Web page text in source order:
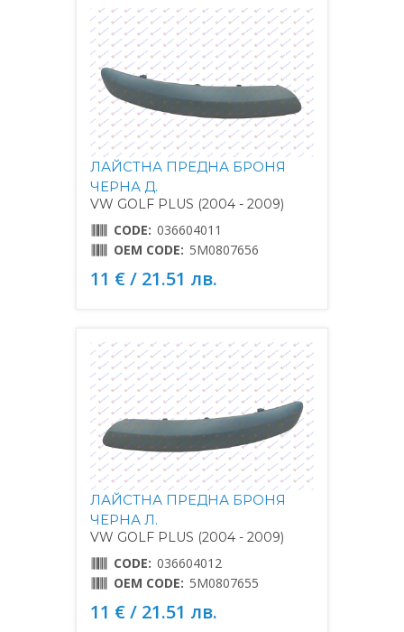
ЛАЙСТНА ПРЕДНА БРОНЯ
ЧЕРНА Д.
VW GOLF PLUS (2004 - 2009)
CODE: 036604011
OEM CODE: 5M0807656
11 € / 21.51 лв.
ЛАЙСТНА ПРЕДНА БРОНЯ
ЧЕРНА Л.
VW GOLF PLUS (2004 - 2009)
CODE: 036604012
OEM CODE: 5M0807655
11 € / 21.51 лв.